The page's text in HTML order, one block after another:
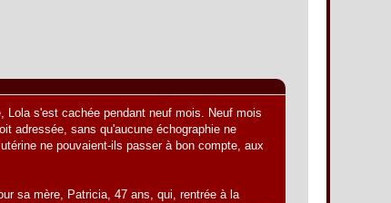
Lola s'est cachée pendant neuf mois. Neuf mois
adressée, sans qu'aucune échographie ne
ne pouvaient-ils passer à bon compte, aux
sa mère, Patricia, 47 ans, qui, rentrée à la